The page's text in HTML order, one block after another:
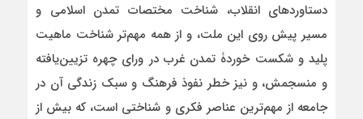
دستاوردهای انقلاب، شناخت مختصات تمدن اسلامی و
مسیر پیش روی این ملت، و از همه مهم‌تر شناخت ماهیت
پلید و شکست خوردۀ تمدن غرب در ورای چهره تزیین‌یافته‌
و منسجمش، و نیز خطر نفوذ فرهنگ و سبک زندگی آن در
جامعه از مهم‌ترین عناصر فکری و شناختی است، که بیش از